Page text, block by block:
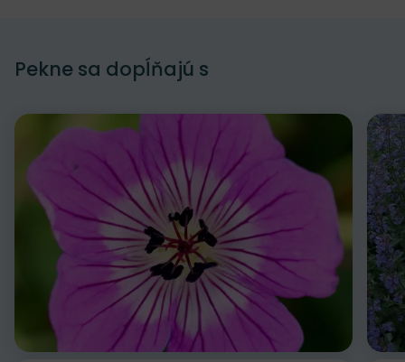
Pekne sa dopĺňajú s